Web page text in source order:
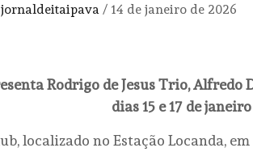
jornaldeitaipava / 14 de janeiro de 2026
Rodrigo de Jesus Trio, Alfredo
dias 15 e 17 de janeiro
localizado no Estação Locanda,